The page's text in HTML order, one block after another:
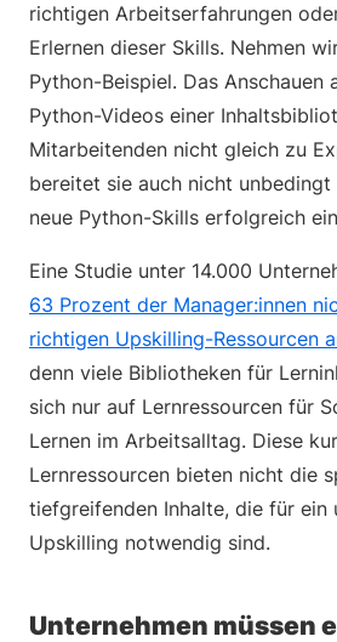
richtigen Arbeitserfahrungen
Erlernen dieser Skills. Nehmen
Python-Beispiel. Das Anschauen
Python-Videos einer
Mitarbeitenden nicht gleich zu
bereitet sie auch nicht
neue Python-Skills erfolgreich
Eine Studie unter 14.000
63 Prozent der Manager:innen
richtigen Upskilling-Ressourcen
denn viele Bibliotheken für
sich nur auf Lernressourcen für
Lernen im Arbeitsalltag. Diese
Lernressourcen bieten nicht die
tiefgreifenden Inhalte, die für ein
Upskilling notwendig sind.
Unternehmen müssen